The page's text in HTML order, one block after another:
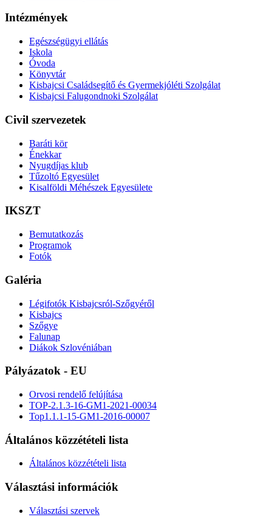
Intézmények
Egészségügyi ellátás
Iskola
Óvoda
Könyvtár
Kisbajcsi Családsegítő és Gyermekjóléti Szolgálat
Kisbajcsi Falugondnoki Szolgálat
Civil szervezetek
Baráti kör
Énekkar
Nyugdíjas klub
Tűzoltó Egyesület
Kisalföldi Méhészek Egyesülete
IKSZT
Bemutatkozás
Programok
Fotók
Galéria
Légifotók Kisbajcsról-Szőgyéről
Kisbajcs
Szőgye
Falunap
Diákok Szlovéniában
Pályázatok - EU
Orvosi rendelő felújítása
TOP-2.1.3-16-GM1-2021-00034
Top1.1.1-15-GM1-2016-00007
Általános közzétételi lista
Általános közzétételi lista
Választási információk
Választási szervek